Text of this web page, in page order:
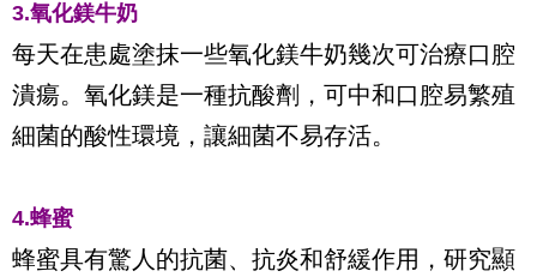
3.氧化鎂牛奶
每天在患處塗抹一些氧化鎂牛奶幾次可治療口腔
潰瘍。氧化鎂是一種抗酸劑，可中和口腔易繁殖
細菌的酸性環境，讓細菌不易存活。
4.蜂蜜
蜂蜜具有驚人的抗菌、抗炎和舒緩作用，研究顯